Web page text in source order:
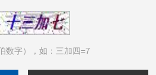
数字），如：三加四=7